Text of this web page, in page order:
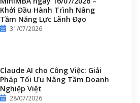
Khởi Đầu Hành Trình Nâng
Tầm Năng Lực Lãnh Đạo
31/07/2026
Claude AI cho Công Việc: Giải
Pháp Tối Ưu Nâng Tầm Doanh
Nghiệp Việt
28/07/2026